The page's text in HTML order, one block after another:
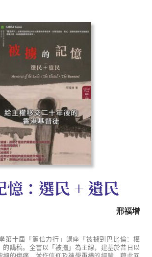
憶：選民 + 遺民
邢福增
第十屆「篤信力行」講座「被擄到巴比倫：權
的講稿。全書以「被擄」為主線，建基於昔日以